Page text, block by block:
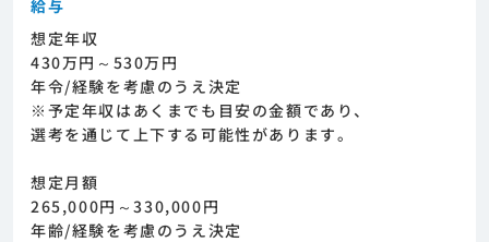
給与
想定年収
430万円～530万円
年令/経験を考慮のうえ決定
※予定年収はあくまでも目安の金額であり、
選考を通じて上下する可能性があります。
想定月額
265,000円～330,000円
年齢/経験を考慮のうえ決定